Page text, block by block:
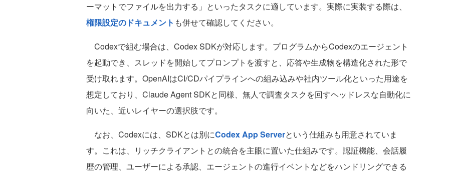
ーマットでファイルを出力する」といったタスクに適しています。実際に実装する際は、
権限設定のドキュメント も併せて確認してください。
Codexで組む場合は、Codex SDKが対応します。プログラムからCodexのエージェント
を起動でき、スレッドを開始してプロンプトを渡すと、応答や生成物を構造化された形で
受け取れます。OpenAIはCI/CDパイプラインへの組み込みや社内ツール化といった用途を
想定しており、Claude Agent SDKと同様、無人で調査タスクを回すヘッドレスな自動化に
向いた、近いレイヤーの選択肢です。
なお、Codexには、SDKとは別にCodex App Serverという仕組みも用意されていま
す。これは、リッチクライアントとの統合を主眼に置いた仕組みです。認証機能、会話履
歴の管理、ユーザーによる承認、エージェントの進行イベントなどをハンドリングできる